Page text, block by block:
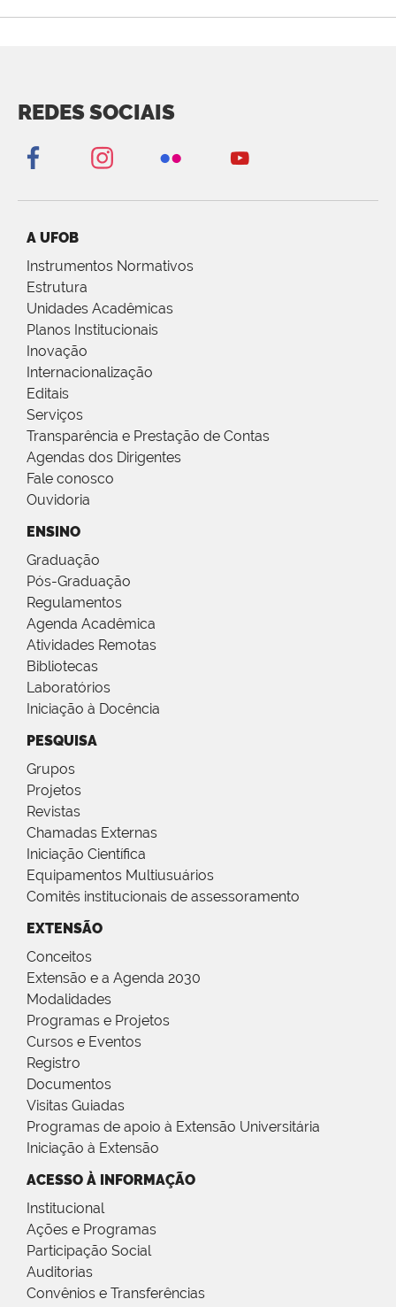
REDES SOCIAIS
A UFOB
Instrumentos Normativos
Estrutura
Unidades Acadêmicas
Planos Institucionais
Inovação
Internacionalização
Editais
Serviços
Transparência e Prestação de Contas
Agendas dos Dirigentes
Fale conosco
Ouvidoria
ENSINO
Graduação
Pós-Graduação
Regulamentos
Agenda Acadêmica
Atividades Remotas
Bibliotecas
Laboratórios
Iniciação à Docência
PESQUISA
Grupos
Projetos
Revistas
Chamadas Externas
Iniciação Científica
Equipamentos Multiusuários
Comitês institucionais de assessoramento
EXTENSÃO
Conceitos
Extensão e a Agenda 2030
Modalidades
Programas e Projetos
Cursos e Eventos
Registro
Documentos
Visitas Guiadas
Programas de apoio à Extensão Universitária
Iniciação à Extensão
ACESSO À INFORMAÇÃO
Institucional
Ações e Programas
Participação Social
Auditorias
Convênios e Transferências